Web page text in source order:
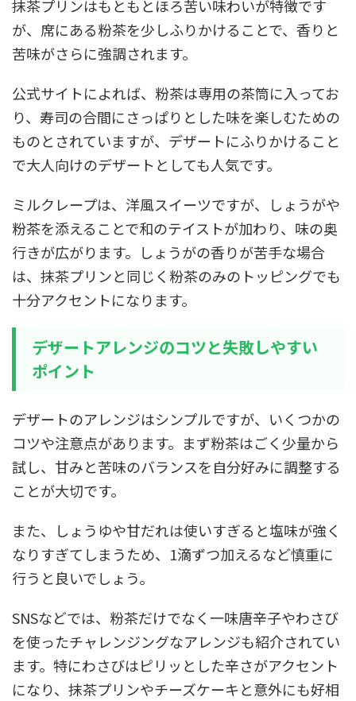
抹茶プリンはもともとほろ苦い味わいが特徴です
が、席にある粉茶を少しふりかけることで、香りと
苦味がさらに強調されます。
公式サイトによれば、粉茶は専用の茶筒に入ってお
り、寿司の合間にさっぱりとした味を楽しむための
ものとされていますが、デザートにふりかけること
で大人向けのデザートとしても人気です。
ミルクレープは、洋風スイーツですが、しょうがや
粉茶を添えることで和のテイストが加わり、味の奥
行きが広がります。しょうがの香りが苦手な場合
は、抹茶プリンと同じく粉茶のみのトッピングでも
十分アクセントになります。
デザートアレンジのコツと失敗しやすい
ポイント
デザートのアレンジはシンプルですが、いくつかの
コツや注意点があります。まず粉茶はごく少量から
試し、甘みと苦味のバランスを自分好みに調整する
ことが大切です。
また、しょうゆや甘だれは使いすぎると塩味が強く
なりすぎてしまうため、1滴ずつ加えるなど慎重に
行うと良いでしょう。
SNSなどでは、粉茶だけでなく一味唐辛子やわさび
を使ったチャレンジングなアレンジも紹介されてい
ます。特にわさびはピリッとした辛さがアクセント
になり、抹茶プリンやチーズケーキと意外にも好相